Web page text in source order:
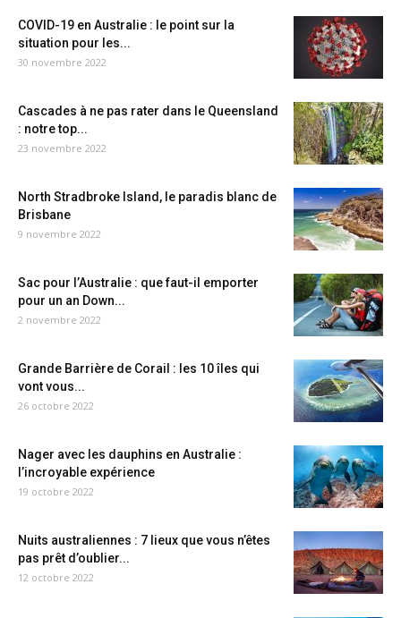
COVID-19 en Australie : le point sur la
situation pour les...
30 novembre 2022
Cascades à ne pas rater dans le Queensland
: notre top...
23 novembre 2022
North Stradbroke Island, le paradis blanc de
Brisbane
9 novembre 2022
Sac pour l’Australie : que faut-il emporter
pour un an Down...
2 novembre 2022
Grande Barrière de Corail : les 10 îles qui
vont vous...
26 octobre 2022
Nager avec les dauphins en Australie :
l’incroyable expérience
19 octobre 2022
Nuits australiennes : 7 lieux que vous n’êtes
pas prêt d’oublier...
12 octobre 2022